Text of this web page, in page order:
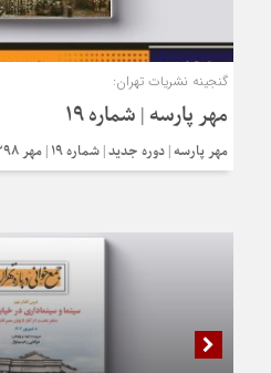
گنجینه نشریات تهران:
مهر پارسه | شماره ۱۹
مهر پارسه | دوره جدید | شماره ۱۹ | مهر ۱۳۹۸ | ۸۰ صفحه